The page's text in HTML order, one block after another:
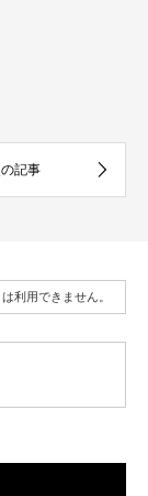
利用できません。